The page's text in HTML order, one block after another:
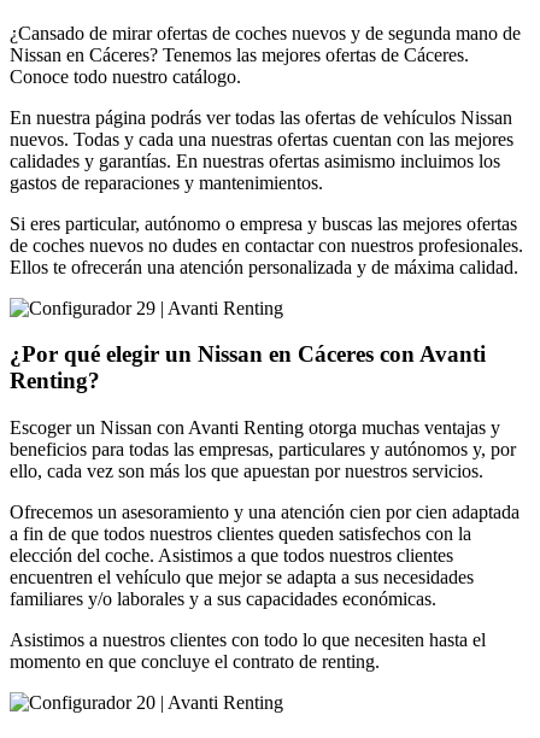
¿Cansado de mirar ofertas de coches nuevos y de segunda mano de
Nissan en Cáceres? Tenemos las mejores ofertas de Cáceres.
Conoce todo nuestro catálogo.
En nuestra página podrás ver todas las ofertas de vehículos Nissan
nuevos. Todas y cada una nuestras ofertas cuentan con las mejores
calidades y garantías. En nuestras ofertas asimismo incluimos los
gastos de reparaciones y mantenimientos.
Si eres particular, autónomo o empresa y buscas las mejores ofertas
de coches nuevos no dudes en contactar con nuestros profesionales.
Ellos te ofrecerán una atención personalizada y de máxima calidad.
¿Por qué elegir un Nissan en Cáceres con Avanti
Renting?
Escoger un Nissan con Avanti Renting otorga muchas ventajas y
beneficios para todas las empresas, particulares y autónomos y, por
ello, cada vez son más los que apuestan por nuestros servicios.
Ofrecemos un asesoramiento y una atención cien por cien adaptada
a fin de que todos nuestros clientes queden satisfechos con la
elección del coche. Asistimos a que todos nuestros clientes
encuentren el vehículo que mejor se adapta a sus necesidades
familiares y/o laborales y a sus capacidades económicas.
Asistimos a nuestros clientes con todo lo que necesiten hasta el
momento en que concluye el contrato de renting.